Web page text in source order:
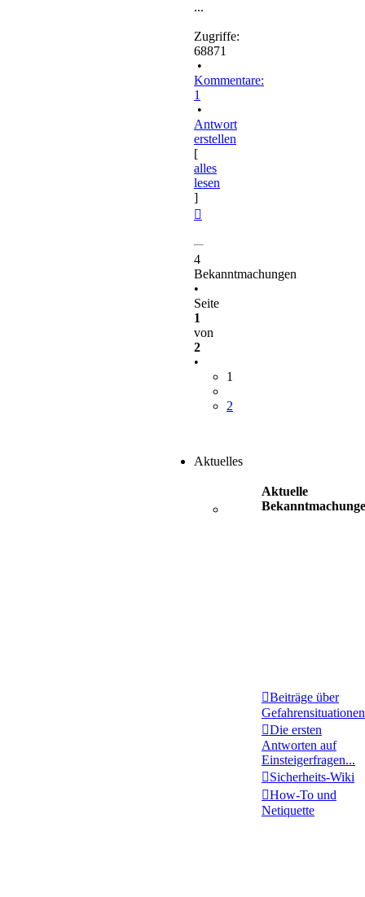
...
Zugriffe:
68871
•
Kommentare:
1
•
Antwort
erstellen
[
alles
lesen
]
4
Bekanntmachungen
•
Seite
1
von
2
•
1
2
Aktuelles
Aktuelle
Beiträge über
Gefahrensituationen
Die ersten
Antworten auf
Einsteigerfragen...
Sicherheits-Wiki
How-To und
Netiquette